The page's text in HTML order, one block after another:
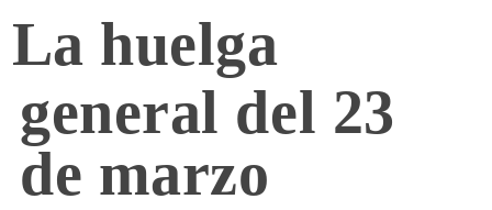
La huelga
general del 23
de marzo